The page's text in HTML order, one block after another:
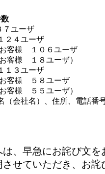
ユーザ
４ユーザ
客様 １０６ユーザ
客様 １８ユーザ）
３ユーザ
客様 ５８ユーザ
客様 ５５ユーザ）
（会社名）、住所、電話番
、早急にお詫び文を
せていただき、お詫